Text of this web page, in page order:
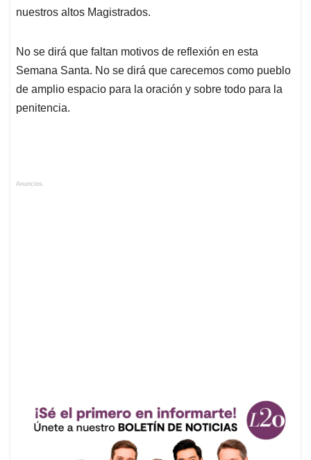
nuestros altos Magistrados.
No se dirá que faltan motivos de reflexión en esta
Semana Santa. No se dirá que carecemos como pueblo
de amplio espacio para la oración y sobre todo para la
penitencia.
Anuncios.